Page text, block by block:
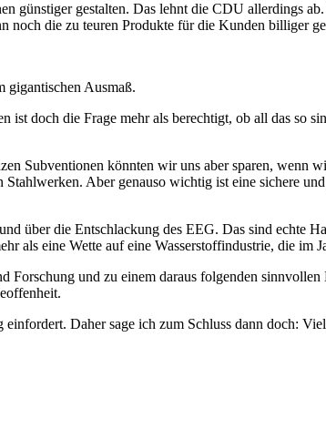
günstiger gestalten. Das lehnt die CDU allerdings
noch die zu teuren Produkte für die Kunden billiger
gigantischen Ausmaß.
ist doch die Frage mehr als berechtigt, ob all das
Subventionen könnten wir uns aber sparen, wenn
Aber genauso wichtig ist eine sichere
über die Entschlackung des EEG. Das sind echte
als eine Wette auf eine Wasserstoffindustrie, die im
Forschung und zu einem daraus folgenden
Daher sage ich zum Schluss dann doch: